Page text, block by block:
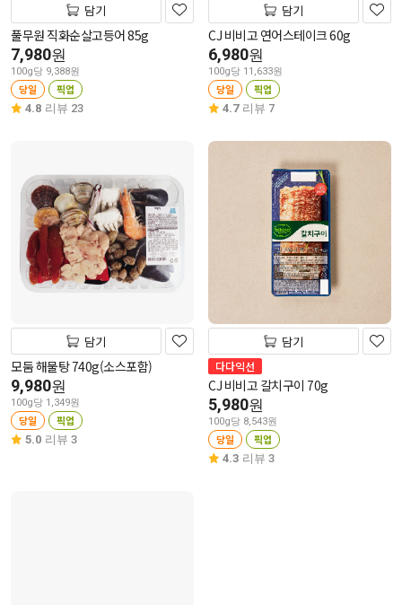
담기
풀무원 직화순살고등어 85g
7,980원
100g당 9,388원
당일 픽업
4.8 리뷰 23
담기
CJ 비비고 연어스테이크 60g
6,980원
100g당 11,633원
당일 픽업
4.7 리뷰 7
담기
모둠 해물탕 740g(소스포함)
9,980원
100g당 1,349원
당일 픽업
5.0 리뷰 3
담기
다다익선
CJ 비비고 갈치구이 70g
5,980원
100g당 8,543원
당일 픽업
4.3 리뷰 3